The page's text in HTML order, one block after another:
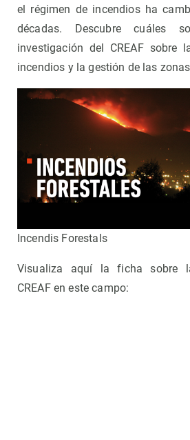
el régimen de incendios ha
décadas. Descubre cuáles
investigación del CREAF sobre
incendios y la gestión de las
Incendis Forestals
Visualiza aquí la ficha sobre
CREAF en este campo: